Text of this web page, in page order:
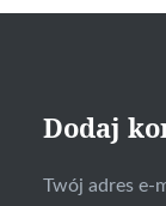
Dodaj
Twój adres e-